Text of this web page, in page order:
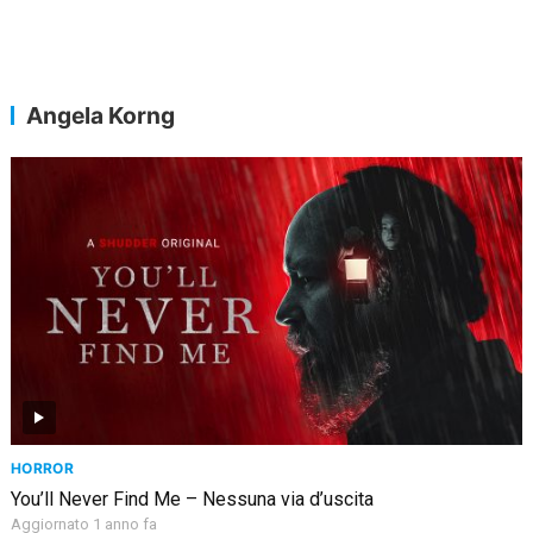
Angela Korng
HORROR
You’ll Never Find Me – Nessuna via d’uscita
Aggiornato 1 anno fa